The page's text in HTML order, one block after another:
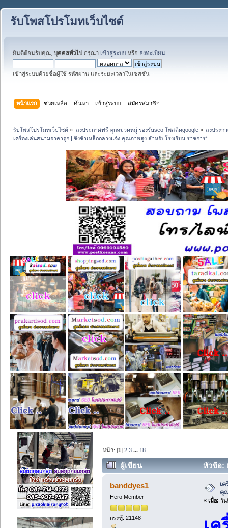
รับโพสโปรโมทเว็บไซต์
ยินดีต้อนรับคุณ, บุคคลทั่วไป กรุณา เข้าสู่ระบบ หรือ ลงทะเบียน
เข้าสู่ระบบด้วยชื่อผู้ใช้ รหัสผ่าน และระยะเวลาในเซสชั่น
หน้าแรก ช่วยเหลือ ค้นหา เข้าสู่ระบบ สมัครสมาชิก
รับโพสโปรโมทเว็บไซต์ » ลงประกาศฟรี ทุกหมวดหมู่ รองรับseo โพสติดgoogle» ลงประก
เครื่องเล่นสนามราคาถูก | ชิงช้าเหล็กกลางแจ้ง คุณภาพสูง สำหรับโรงเรียน ราชการ*
หน้า: [1]2 3 ... 18
ผู้เขียน
หัวข้อ:
3381 ครั้ง)
banddyes1
Hero Member
กระทู้: 21148
เ
คุ
« เมื่อ: วัน